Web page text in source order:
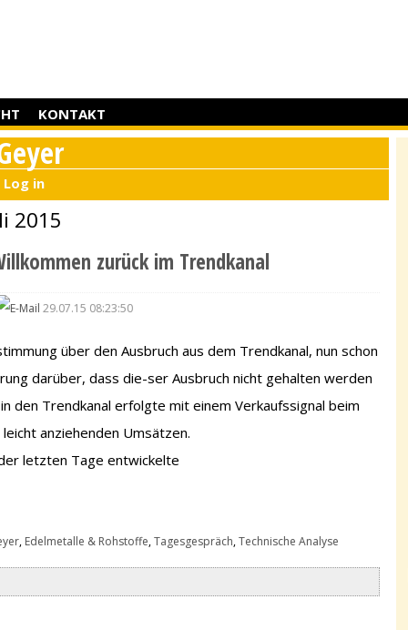
KONTAKT
Log in
2015
zurück im Trendkanal
29.07.15 08:23:50
über den Ausbruch aus dem Trendkanal, nun schon
darüber, dass die-ser Ausbruch nicht gehalten werden
den Trendkanal erfolgte mit einem Verkaufssignal beim
anziehenden Umsätzen.
letzten Tage entwickelte
, Edelmetalle & Rohstoffe,Tagesgespräch,Technische Analyse